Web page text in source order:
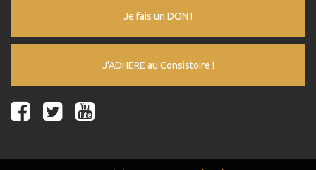
Je fais un DON !
J'ADHERE au Consistoire !